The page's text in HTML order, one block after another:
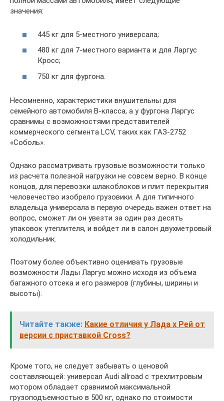
значения:
445 кг для 5-местного универсала;
480 кг для 7-местного варианта и для Ларгус
Кросс;
750 кг для фургона.
Несомненно, характеристики внушительны для
семейного автомобиля В-класса, а у фургона Ларгус
сравнимы с возможностями представителей
коммерческого сегмента LCV, таких как ГАЗ-2752
«Соболь».
Однако рассматривать грузовые возможности только
из расчета полезной нагрузки не совсем верно. В конце
концов, для перевозки шлакоблоков и плит перекрытия
человечество изобрело грузовики. А для типичного
владельца универсала в первую очередь важен ответ на
вопрос, сможет ли он увезти за один раз десять
упаковок утеплителя, и войдет ли в салон двухметровый
холодильник.
Поэтому более объективно оценивать грузовые
возможности Лады Ларгус можно исходя из объема
багажного отсека и его размеров (глубины, ширины и
высоты).
Читайте также: Какие отличия у Лада х Рей от
версии с приставкой Cross?
Кроме того, не следует забывать о ценовой
составляющей: универсал Audi allroad с трехлитровым
мотором обладает сравнимой максимальной
грузоподъемностью в 500 кг, однако по стоимости